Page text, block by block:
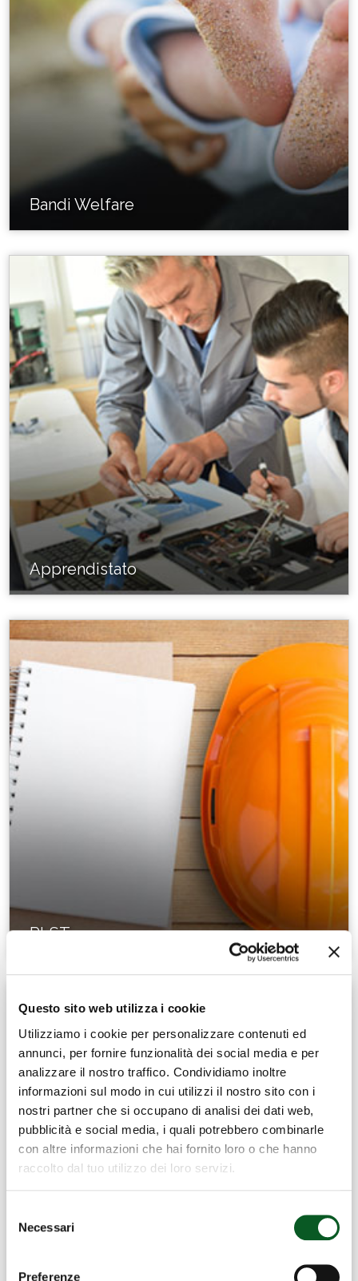
Questo sito web utilizza i cookie
Utilizziamo i cookie per personalizzare contenuti ed
annunci, per fornire funzionalità dei social media e per
analizzare il nostro traffico. Condividiamo inoltre
informazioni sul modo in cui utilizzi il nostro sito con i
nostri partner che si occupano di analisi dei dati web,
pubblicità e social media, i quali potrebbero combinarle
con altre informazioni che hai fornito loro o che hanno
raccolto dal tuo utilizzo dei loro servizi.
delNecessari
Preferenze
Bandi Welfare
Apprendistato
RLST